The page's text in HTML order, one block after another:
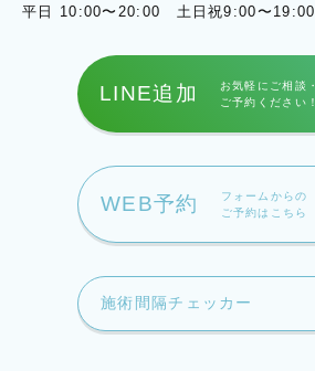
平日 10:00〜20:00 土日祝9:00〜19:00
LINE追加
お気軽にご相談・
ご予約ください！
WEB予約
フォームからの
ご予約はこちら
施術間隔チェッカー